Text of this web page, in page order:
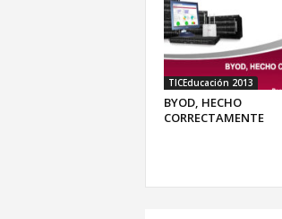
TICEducación 2013
BYOD, HECHO
CORRECTAMENTE